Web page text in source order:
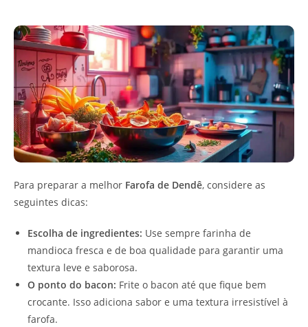
Para preparar a melhor Farofa de Dendê, considere as
seguintes dicas:
Escolha de ingredientes: Use sempre farinha de
mandioca fresca e de boa qualidade para garantir uma
textura leve e saborosa.
O ponto do bacon: Frite o bacon até que fique bem
crocante. Isso adiciona sabor e uma textura irresistível à
farofa.